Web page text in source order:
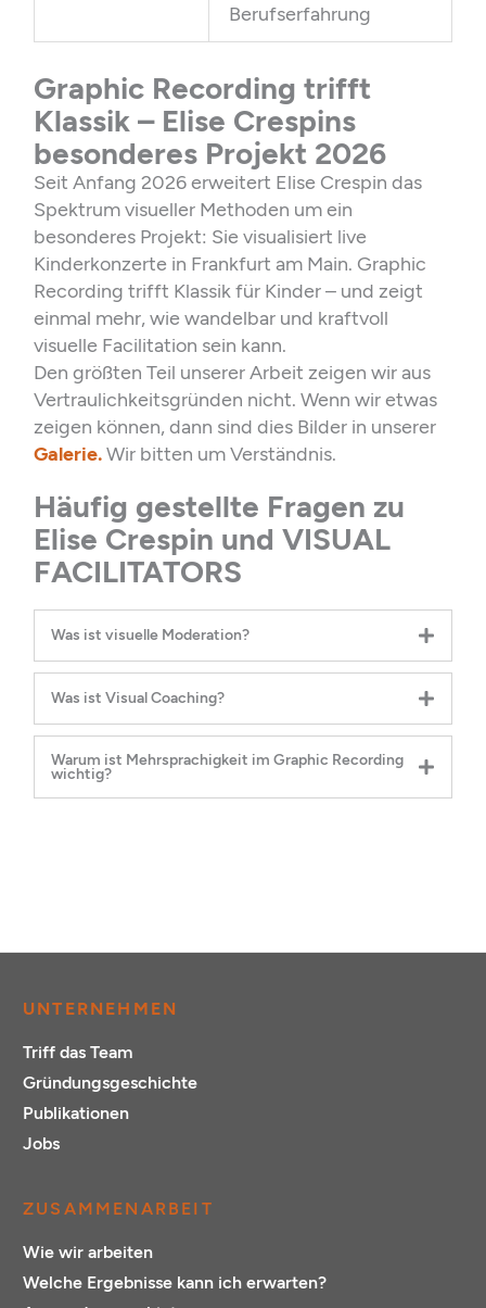
Berufserfahrung
Graphic Recording trifft
Klassik – Elise Crespins
besonderes Projekt 2026
Seit Anfang 2026 erweitert Elise Crespin das
Spektrum visueller Methoden um ein
besonderes Projekt: Sie visualisiert live
Kinderkonzerte in Frankfurt am Main. Graphic
Recording trifft Klassik für Kinder – und zeigt
einmal mehr, wie wandelbar und kraftvoll
visuelle Facilitation sein kann.
Den größten Teil unserer Arbeit zeigen wir aus
Vertraulichkeitsgründen nicht. Wenn wir etwas
zeigen können, dann sind dies Bilder in unserer
Galerie.Wir bitten um Verständnis.
Häufig gestellte Fragen zu
Elise Crespin und VISUAL
FACILITATORS
Was ist visuelle Moderation?
Was ist Visual Coaching?
Warum ist Mehrsprachigkeit im Graphic Recording
wichtig?
UNTERNEHMEN
Triff das Team
Gründungsgeschichte
Publikationen
Jobs
ZUSAMMENARBEIT
Wie wir arbeiten
Welche Ergebnisse kann ich erwarten?